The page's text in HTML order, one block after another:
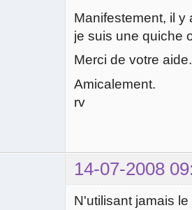
Manifestement, il
je suis une quiche
Merci de votre aide.
Amicalement.
rv
14-07-2008
N'utilisant jamais